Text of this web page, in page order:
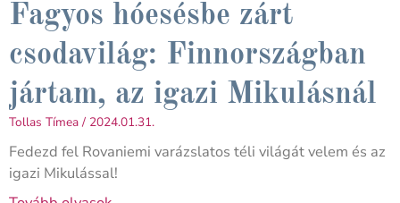
Fagyos hóesésbe zárt
csodavilág: Finnországban
jártam, az igazi Mikulásnál
Tollas Tímea 2024.01.31.
Fedezd fel Rovaniemi varázslatos téli világát velem és az
igazi Mikulással!